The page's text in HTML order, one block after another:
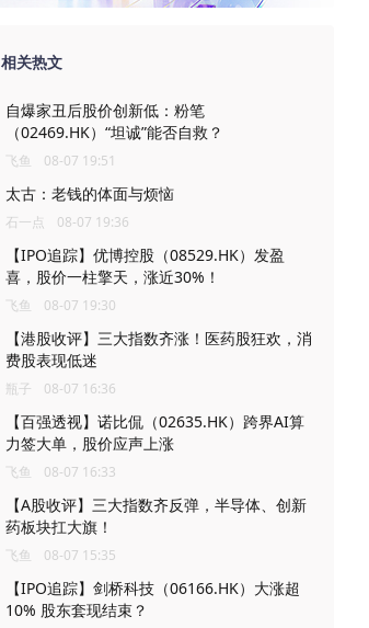
相关热文
自爆家丑后股价创新低：粉笔
（02469.HK）“坦诚”能否自救？
飞鱼 08-07 19:51
太古：老钱的体面与烦恼
石一点 08-07 19:36
【IPO追踪】优博控股（08529.HK）发盈
喜，股价一柱擎天，涨近30%！
飞鱼 08-07 19:30
【港股收评】三大指数齐涨！医药股狂欢，消
费股表现低迷
瓶子 08-07 16:36
【百强透视】诺比侃（02635.HK）跨界AI算
力签大单，股价应声上涨
飞鱼 08-07 16:33
【A股收评】三大指数齐反弹，半导体、创新
药板块扛大旗！
飞鱼 08-07 15:35
【IPO追踪】剑桥科技（06166.HK）大涨超
10% 股东套现结束？